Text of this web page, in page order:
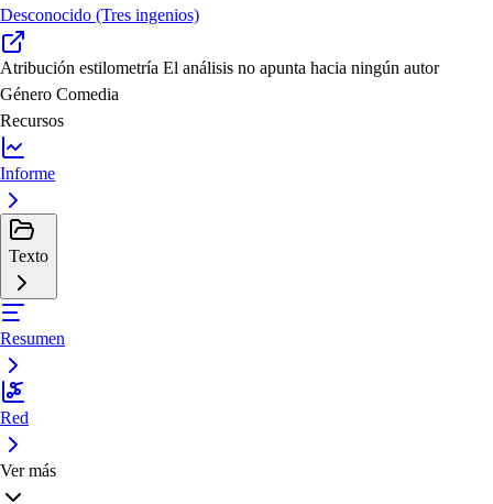
Desconocido (Tres ingenios)
Atribución estilometría El análisis no apunta hacia ningún autor
Género Comedia
Recursos
Informe
Texto
Resumen
Red
Ver más